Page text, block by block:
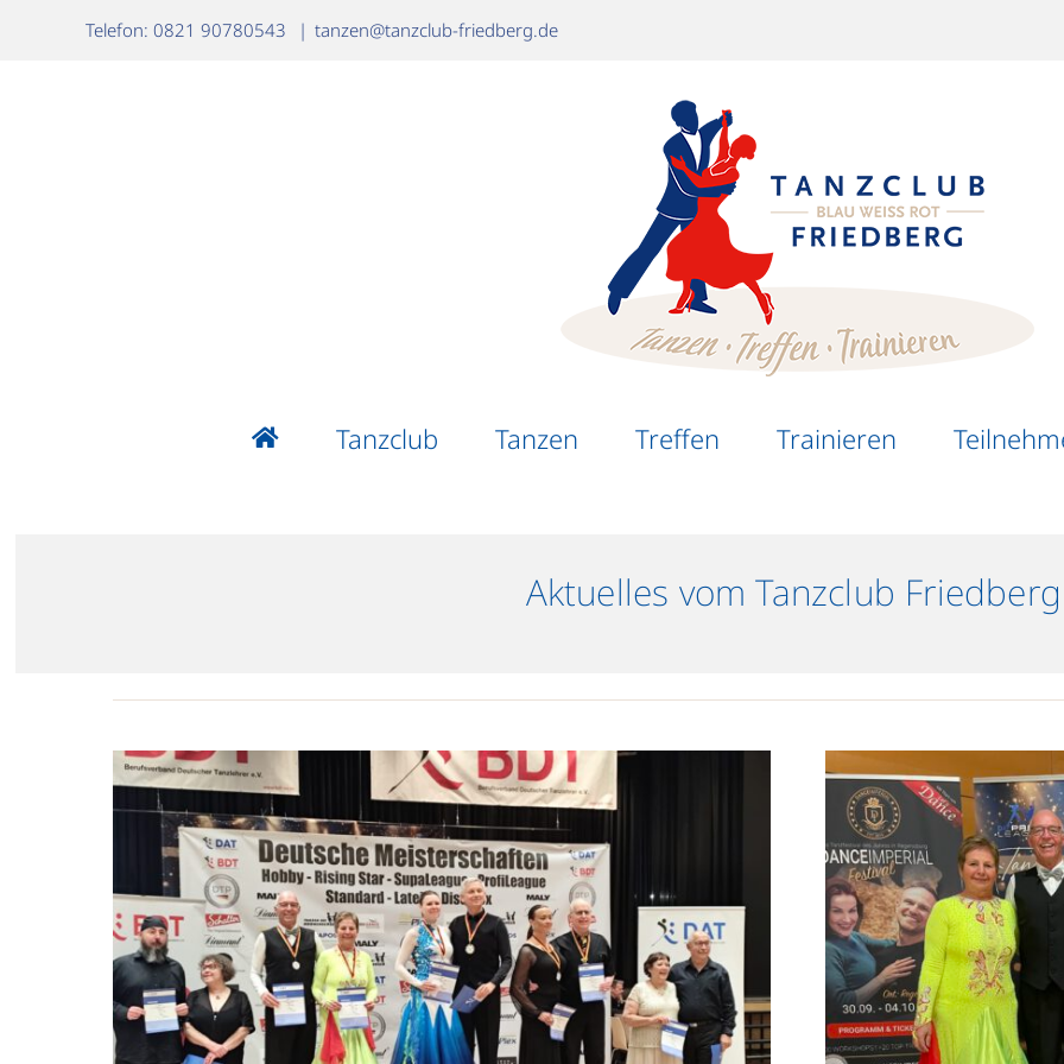
Telefon: 0821 90780543 | tanzen@tanzclub-friedberg.de
Tanzclub Tanzen Treffen Trainieren
Aktuelles vom Tanzclub